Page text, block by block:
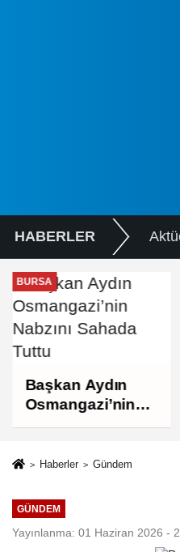
HABERLER
BURSA
Başkan Aydın
Osmangazi’nin
Nabzını Sahada
Haberler Gündem
GÜNDEM
Yayınlanma: 01 Haziran 2026 -